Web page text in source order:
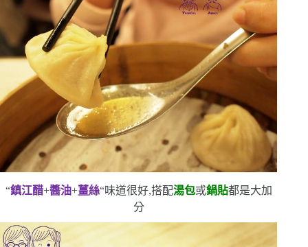
“鎮江醋+醬油+薑絲“味道很好,搭配湯包或鍋貼都是大加
分